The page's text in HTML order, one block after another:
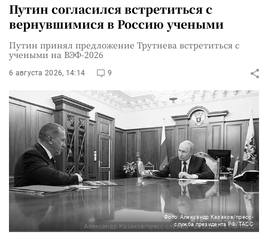
Путин согласился встретиться с
вернувшимися в Россию учеными
Путин принял предложение Трутнева встретиться с
учеными на ВЭФ-2026
6 августа 2026, 14:14 9
Фото: Александр Казаков/пресс-
служба президента РФ/ТАСС